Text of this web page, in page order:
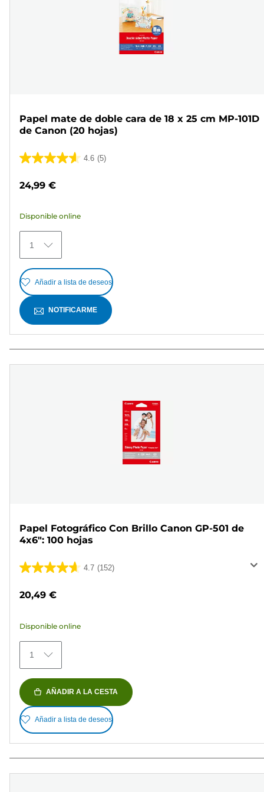
Papel mate de doble cara de 18 x 25 cm MP-101D
de Canon (20 hojas)
4.6 (5)
4.6
5
5
reseñas
24,99 €
Disponible online
1
Añadir a lista de deseos
NOTIFICARME
Papel Fotográfico Con Brillo Canon GP-501 de
4x6": 100 hojas
4.7 (152)
4.7
152
reseñas
20,49 €
Disponible online
1
AÑADIR A LA CESTA
Añadir a lista de deseos